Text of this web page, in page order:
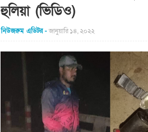
হুলিয়া (ভিডিও)
নিউজরুম এডিটর জানুয়ারি ১৪, ২০২২